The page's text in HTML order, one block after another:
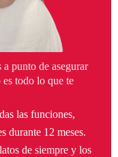
punto de asegurar
todo lo que te
las funciones,
durante 12 meses.
de siempre y los